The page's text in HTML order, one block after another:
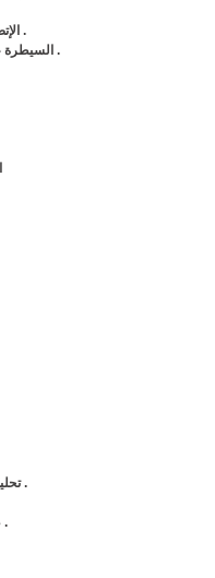
الإتصالات الأمنية الفعالة – إختيار الحراسة .
السيطرة علي حركة المرور بالمنشأت الصناعية .
تحليل المخاطر ووضع الخطط المستقبلية .
طبيعة الحريق – المواصفات الفيزيائية .